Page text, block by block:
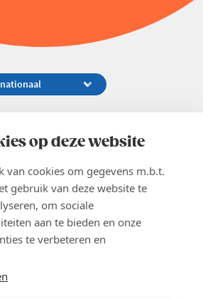
op deze website
van cookies om gegevens m.b.t.
gebruik van deze website te
om sociale
aan te bieden en onze
te verbeteren en
11
EN